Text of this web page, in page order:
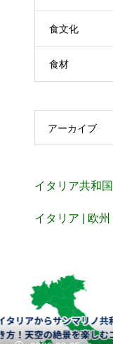
食文化
食材
アーカイブ
イタリア共和
イタリア | 欧